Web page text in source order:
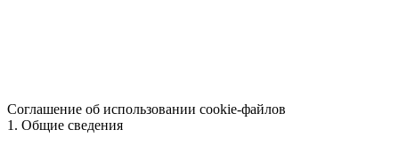
Соглашение об использовании cookie-файлов
1. Общие сведения